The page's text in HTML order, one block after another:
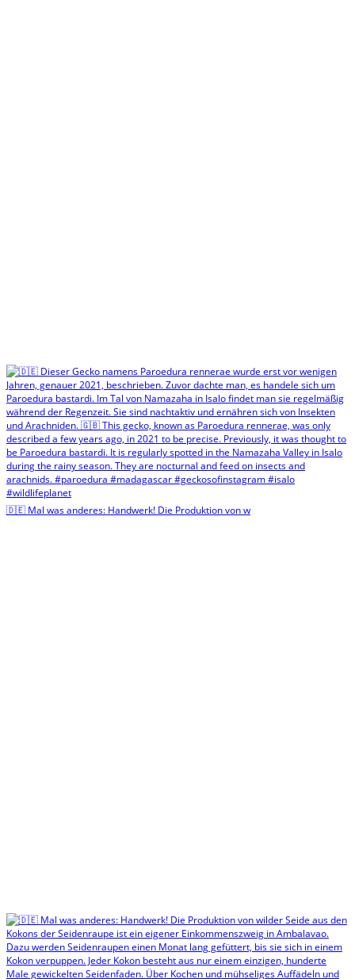
🇩🇪 Mal was anderes: Handwerk! Die Produktion von w